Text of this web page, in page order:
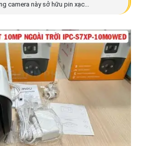
camera này sở hữu pin xạc...